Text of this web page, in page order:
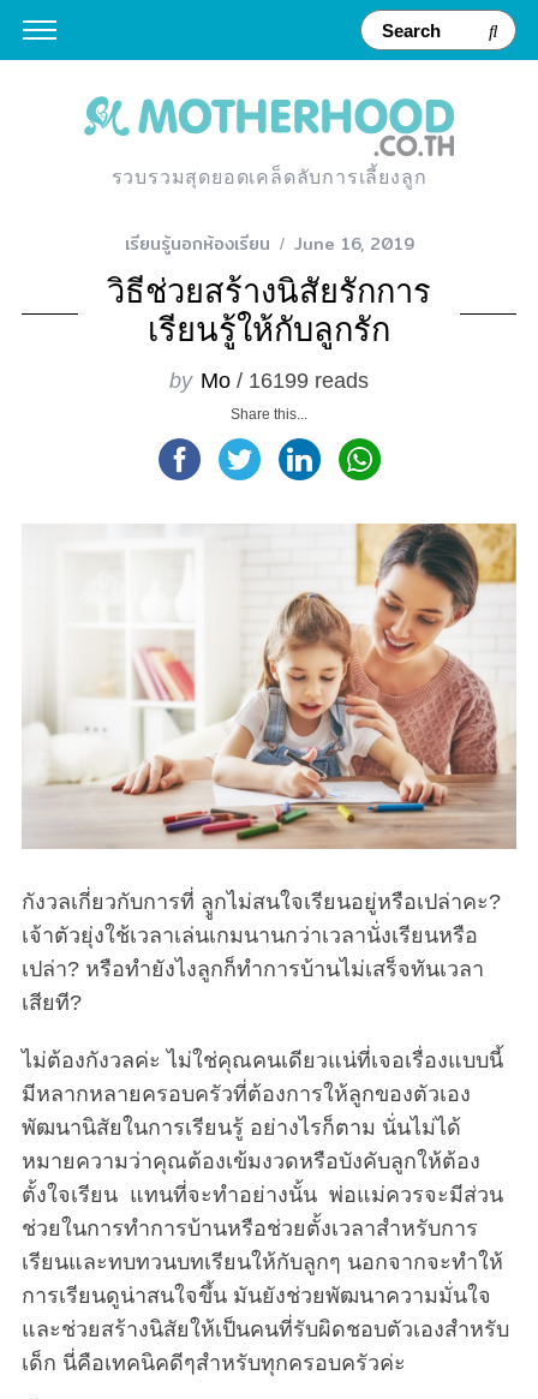
รวบรวมสุดยอดเคล็ดลับการเลี้ยงลูก
เรียนรู้นอกห้องเรียน June 16, 2019
วิธีช่วยสร้างนิสัยรักการ
เรียนรู้ให้กับลูกรัก
by Mo / 16199 reads
Share this...
กังวลเกี่ยวกับการที่ ลููกไม่สนใจเรียนอยู่หรือเปล่าคะ?
เจ้าตัวยุ่งใช้เวลาเล่นเกมนานกว่าเวลานั่งเรียนหรือ
เปล่า? หรือทำยังไงลูกก็ทำการบ้านไม่เสร็จทันเวลา
เสียที?
ไม่ต้องกังวลค่ะ ไม่ใช่คุณคนเดียวแน่ที่เจอเรื่องแบบนี้
มีหลากหลายครอบครัวที่ต้องการให้ลูกของตัวเอง
พัฒนานิสัยในการเรียนรู้ อย่างไรก็ตาม นั่นไม่ได้
หมายความว่าคุณต้องเข้มงวดหรือบังคับลูกให้ต้อง
ตั้งใจเรียน แทนที่จะทำอย่างนั้น พ่อแม่ควรจะมีส่วน
ช่วยในการทำการบ้านหรือช่วยตั้งเวลาสำหรับการ
เรียนและทบทวนบทเรียนให้กับลูกๆ นอกจากจะทำให้
การเรียนดูน่าสนใจขึ้น มันยังช่วยพัฒนาความมั่นใจ
และช่วยสร้างนิสัยให้เป็นคนที่รับผิดชอบตัวเองสำหรับ
เด็ก นี่คือเทคนิคดีๆสำหรับทุกครอบครัวค่ะ